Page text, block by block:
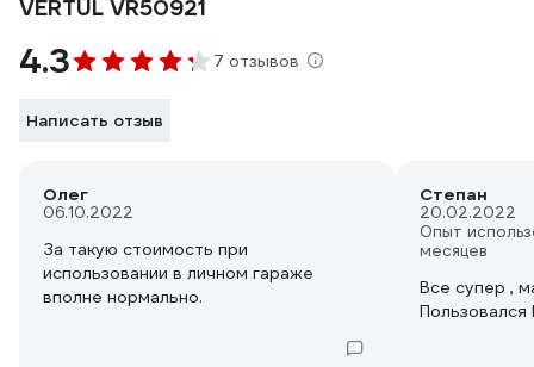
VERTUL VR50921
4.3 7 отзывов
Написать отзыв
Олег
06.10.2022
За такую стоимость при
использовании в личном гараже
вполне нормально.
Степан
20.02.2022
Опыт
месяцев
Все супер ,
Пользовался